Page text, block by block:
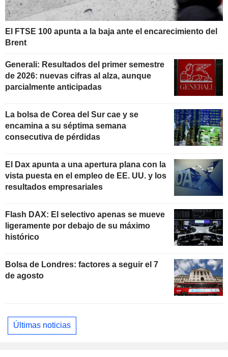
El FTSE 100 apunta a la baja ante el encarecimiento del
Brent
Generali: Resultados del primer semestre
de 2026: nuevas cifras al alza, aunque
parcialmente anticipadas
La bolsa de Corea del Sur cae y se
encamina a su séptima semana
consecutiva de pérdidas
El Dax apunta a una apertura plana con la
vista puesta en el empleo de EE. UU. y los
resultados empresariales
Flash DAX: El selectivo apenas se mueve
ligeramente por debajo de su máximo
histórico
Bolsa de Londres: factores a seguir el 7
de agosto
Últimas noticias